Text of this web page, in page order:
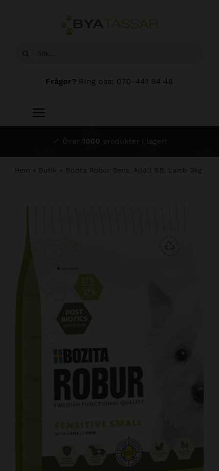
Sök
Frågor? Ring oss: 070-441 94 48
Toggle
Navigation
Över 1000 produkter i lager!
Hem » Butik » Bozita Robur Sens. Adult SB, Lamb 3kg